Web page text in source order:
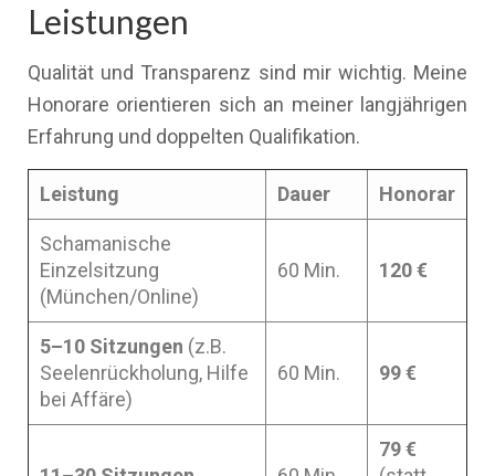
Leistungen
Qualität und Transparenz sind mir wichtig. Meine
Honorare orientieren sich an meiner langjährigen
Erfahrung und doppelten Qualifikation.
Leistung Dauer Honorar
Schamanische
Einzelsitzung
(München/Online)
60 Min. 120 €
5–10 Sitzungen (z.B.
Seelenrückholung, Hilfe
bei Affäre)
60 Min. 99 €
79 €